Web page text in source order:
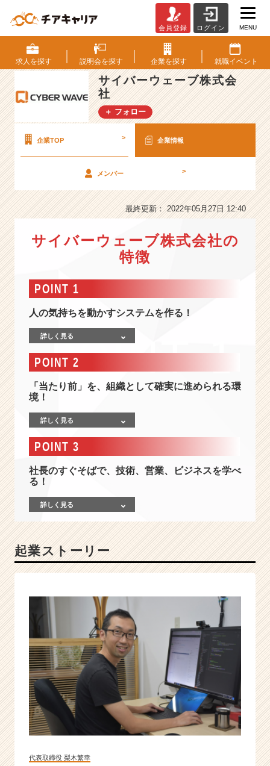
イ
バ
ー
ウ
ェ
ー
ブ
会
社
報
-
ス
ー
ジ
ニ
W
B
テ
ビ
ス
の
を
創
り
出
す、
市
値
会員登録 ログイン MENU
求人を探す 説明会を探す 企業を探す 就職イベント
サイバーウェーブ株式会
社
＋ フォロー
企業TOP > 企業情報
メンバー >
最終更新： 2022年05月27日 12:40
サイバーウェーブ株式会社の
特徴
POINT 1
人の気持ちを動かすシステムを作る！
詳しく見る
POINT 2
「当たり前」を、組織として確実に進められる環
境！
詳しく見る
POINT 3
社長のすぐそばで、技術、営業、ビジネスを学べ
る！
詳しく見る
起業ストーリー
代表取締役 梨木繁幸